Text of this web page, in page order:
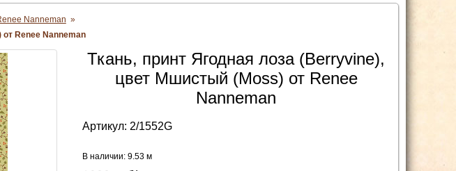
Nanneman »
Renee Nanneman
Ткань, принт Ягодная лоза (Berryvine),
цвет Мшистый (Moss) от Renee
Nanneman
Артикул: 2/1552G
В наличии: 9.53 м